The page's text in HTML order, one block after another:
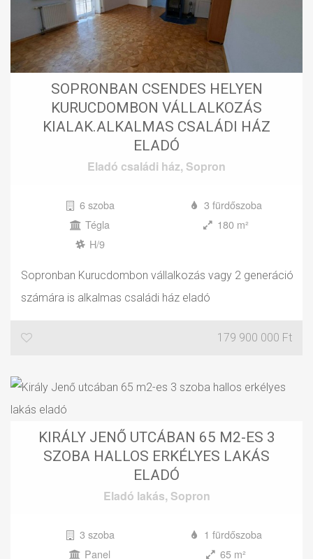
SOPRONBAN CSENDES HELYEN
KURUCDOMBON VÁLLALKOZÁS
KIALAK.ALKALMAS CSALÁDI HÁZ
ELADÓ
Eladó családi ház, Sopron
6 szoba
3 fürdőszoba
Tégla
180 m²
H/9
Sopronban Kurucdombon vállalkozás vagy 2 generáció
számára is alkalmas családi ház eladó
179 900 000 Ft
KIRÁLY JENŐ UTCÁBAN 65 M2-ES 3
SZOBA HALLOS ERKÉLYES LAKÁS
ELADÓ
Eladó lakás, Sopron
3 szoba
1 fürdőszoba
Panel
65 m²